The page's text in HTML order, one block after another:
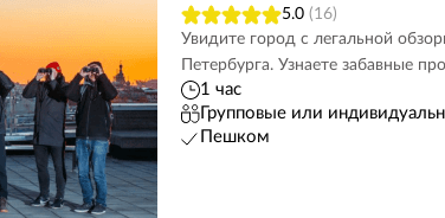
Авторские98 Рускеальский экспресс
5.0 (16)
Увидите город с легальной
Петербурга. Узнаете забавные
1 час
Групповые или
Пешком